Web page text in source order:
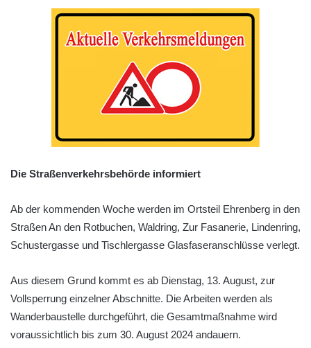
Die Straßenverkehrsbehörde informiert
Ab der kommenden Woche werden im Ortsteil Ehrenberg in den
Straßen An den Rotbuchen, Waldring, Zur Fasanerie, Lindenring,
Schustergasse und Tischlergasse Glasfaseranschlüsse verlegt.
Aus diesem Grund kommt es ab Dienstag, 13. August, zur
Vollsperrung einzelner Abschnitte. Die Arbeiten werden als
Wanderbaustelle durchgeführt, die Gesamtmaßnahme wird
voraussichtlich bis zum 30. August 2024 andauern.